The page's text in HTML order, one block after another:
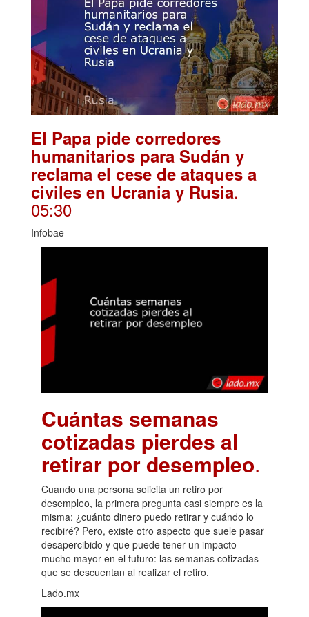
El Papa pide corredores
humanitarios para Sudán y
reclama el cese de ataques a
civiles en Ucrania y Rusia.
05:30
Infobae
Cuántas semanas
cotizadas pierdes al
retirar por desempleo.
Cuando una persona solicita un retiro por
desempleo, la primera pregunta casi siempre es la
misma: ¿cuánto dinero puedo retirar y cuándo lo
recibiré? Pero, existe otro aspecto que suele pasar
desapercibido y que puede tener un impacto
mucho mayor en el futuro: las semanas cotizadas
que se descuentan al realizar el retiro.
Lado.mx